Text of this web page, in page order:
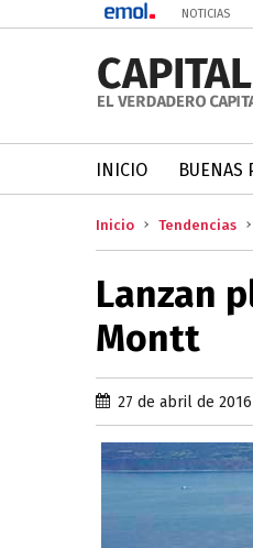
NOTICIAS
INICIO BUENAS
Inicio Tendencias
Lanzan
Montt
27 de abril de 2016